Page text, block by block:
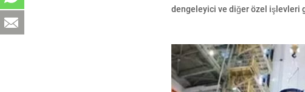
dengeleyici ve diğer özel işlevleri